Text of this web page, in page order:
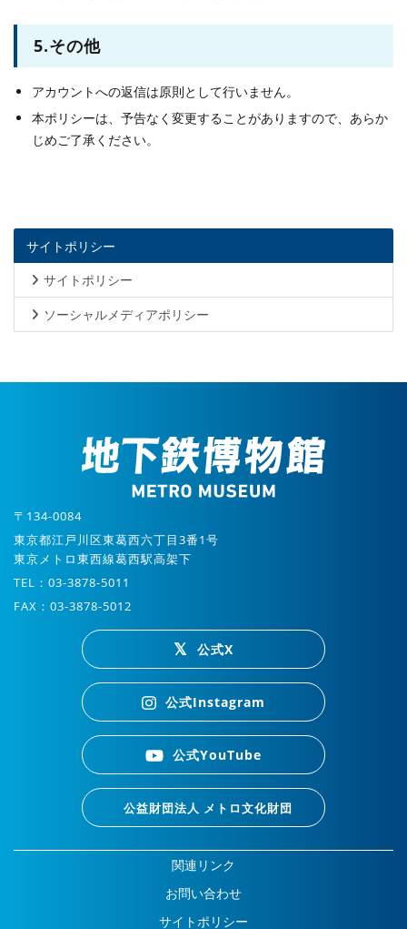
5.その他
アカウントへの返信は原則として行いません。
本ポリシーは、予告なく変更することがありますので、あらか
じめご了承ください。
サイトポリシー
サイトポリシー
ソーシャルメディアポリシー
〒134-0084
東京都江戸川区東葛西六丁目3番1号
東京メトロ東西線葛西駅高架下
TEL：03-3878-5011
FAX：03-3878-5012
公式X
公式Instagram
公式YouTube
公益財団法人 メトロ文化財団
関連リンク
お問い合わせ
サイトポリシー